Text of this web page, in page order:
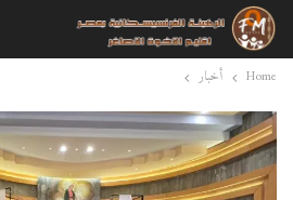
Home أخبار